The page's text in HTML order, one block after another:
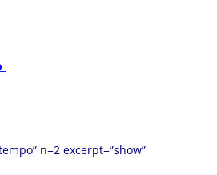
n=2 excerpt=”show”